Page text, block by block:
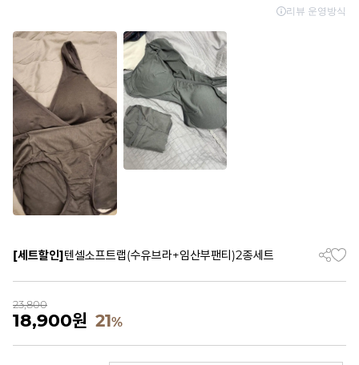
[세트할인]텐셀소프트랩(수유브라+임산부팬티)2종세트
23,800
18,900원 21%